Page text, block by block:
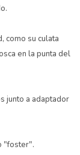
como su culata
en la punta del
junto a adaptador
"foster".